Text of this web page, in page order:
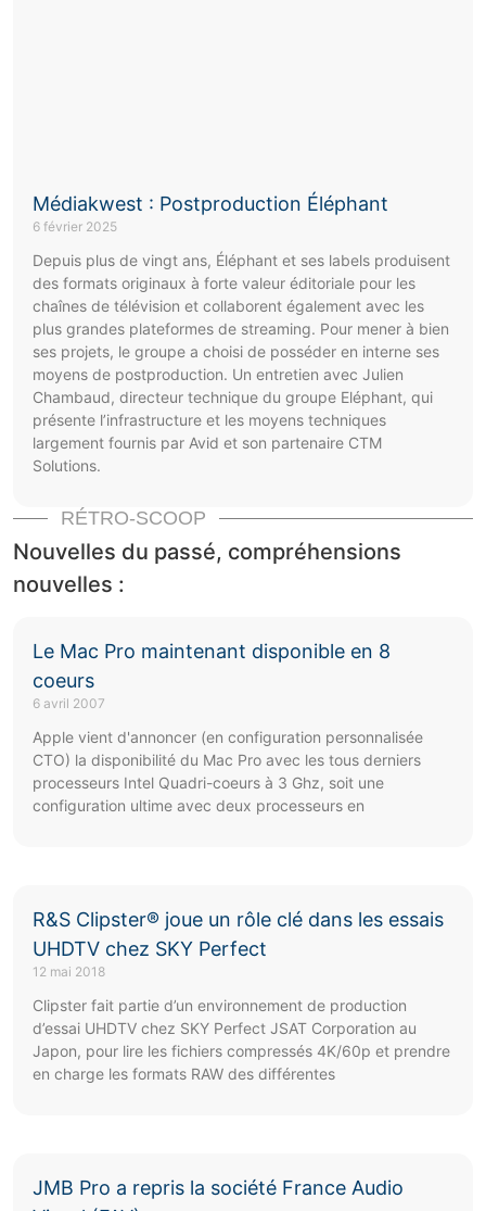
Médiakwest : Postproduction Éléphant
6 février 2025
Depuis plus de vingt ans, Éléphant et ses labels produisent
des formats originaux à forte valeur éditoriale pour les
chaînes de télévision et collaborent également avec les
plus grandes plateformes de streaming. Pour mener à bien
ses projets, le groupe a choisi de posséder en interne ses
moyens de postproduction. Un entretien avec Julien
Chambaud, directeur technique du groupe Eléphant, qui
présente l’infrastructure et les moyens techniques
largement fournis par Avid et son partenaire CTM
Solutions.
RÉTRO-SCOOP
Nouvelles du passé, compréhensions
nouvelles :
Le Mac Pro maintenant disponible en 8
coeurs
6 avril 2007
Apple vient d'annoncer (en configuration personnalisée
CTO) la disponibilité du Mac Pro avec les tous derniers
processeurs Intel Quadri-coeurs à 3 Ghz, soit une
configuration ultime avec deux processeurs en
R&S Clipster® joue un rôle clé dans les essais
UHDTV chez SKY Perfect
12 mai 2018
Clipster fait partie d’un environnement de production
d’essai UHDTV chez SKY Perfect JSAT Corporation au
Japon, pour lire les fichiers compressés 4K/60p et prendre
en charge les formats RAW des différentes
JMB Pro a repris la société France Audio